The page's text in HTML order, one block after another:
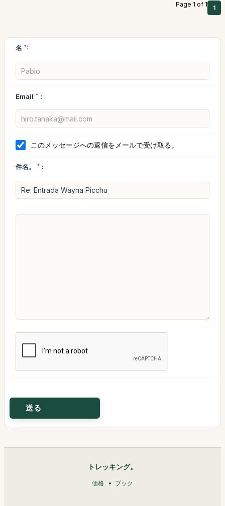
Page 1 of 1 1
名 *:
Email * :
このメッセージへの返信をメールで受け取る。
件名。 * :
トレッキング。
価格 ブック